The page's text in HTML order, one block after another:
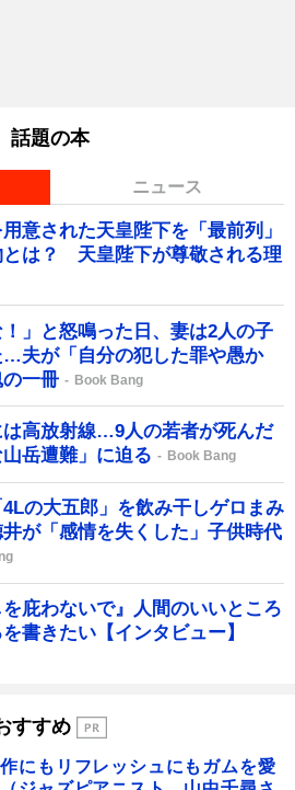
話題の本
ニュース
意された天皇陛下を「最前列」
とは？ 天皇陛下が尊敬される理
！」と怒鳴った日、妻は2人の子
…夫が「自分の犯した罪や愚か
一冊
Book Bang
高放射線…9人の若者が死んだ
山岳遭難」に迫る
Book Bang
の大五郎」を飲み干しゲロまみ
が「感情を失くした」子供時代
庇わないで』人間のいいところ
書きたい【インタビュー】
すすめ
にもリフレッシュにもガムを愛